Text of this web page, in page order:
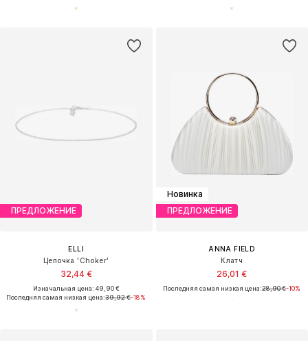
ПРЕДЛОЖЕНИЕ
ELLI
Цепочка 'Choker'
32,44 €
Изначальная цена: 49,90 €
Последняя самая низкая цена:39,92 €-18%
Новинка
ПРЕДЛОЖЕНИЕ
ANNA FIELD
Клатч
26,01 €
Последняя самая низкая цена:28,90 €-10%